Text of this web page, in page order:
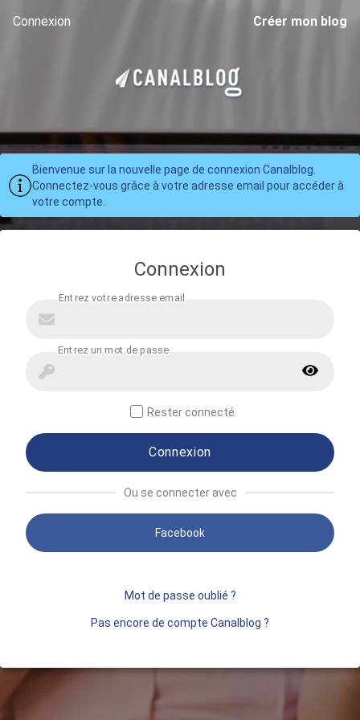
Connexion Créer mon blog
Bienvenue sur la nouvelle page de connexion Canalblog.
Connectez-vous grâce à votre adresse email pour accéder à
votre compte.
Connexion
Rester connecté
Connexion
Ou se connecter avec
Facebook
Mot de passe oublié ?
Pas encore de compte Canalblog ?